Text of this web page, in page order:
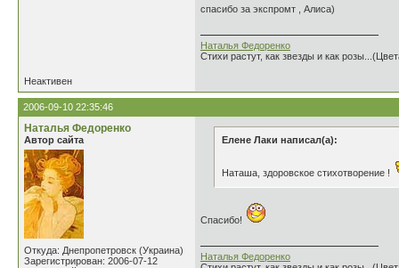
спасибо за экспромт , Алиса)
Наталья Федоренко
Стихи растут, как звезды и как
Неактивен
2006-09-10 22:35:46
Наталья Федоренко
Автор сайта
Откуда: Днепропетровск (Украина)
Зарегистрирован: 2006-07-12
Елене Лаки написал(а):
Наташа, здоровское стихотворение !
Спасибо!
Наталья Федоренко